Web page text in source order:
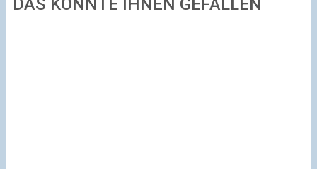
DAS KÖNNTE IHNEN GEFALLEN